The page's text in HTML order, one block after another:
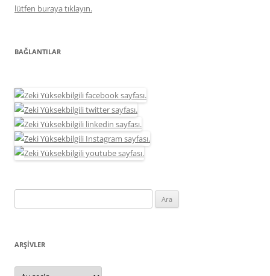
lütfen buraya tıklayın.
BAĞLANTILAR
ARŞIVLER
Arşivler